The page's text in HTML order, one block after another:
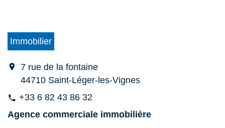
Immobilier
location_on
7 rue de la fontaine
44710 Saint-Léger-les-Vignes
phone +33 6 82 43 86 32
Agence commerciale immobilière